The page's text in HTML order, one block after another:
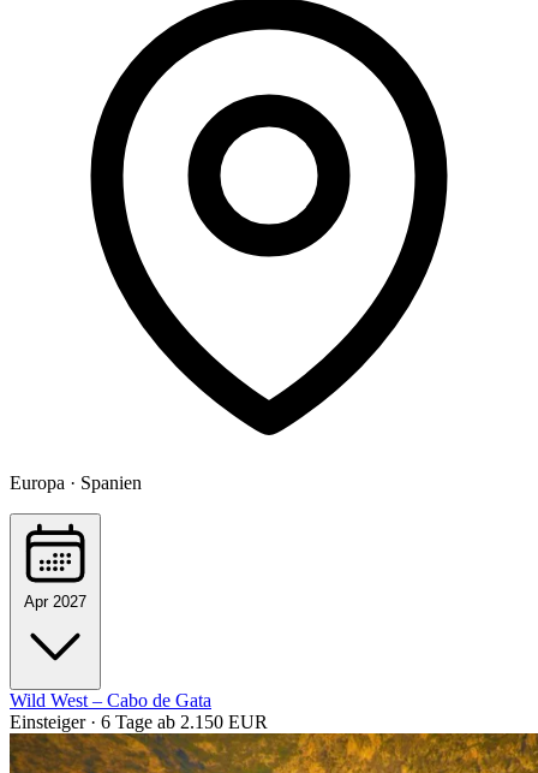
Europa · Spanien
Apr 2027
Wild West – Cabo de Gata
Einsteiger · 6 Tage ab 2.150 EUR